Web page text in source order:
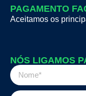
PAGAMENTO
Aceitamos os
NÓS LIGAMOS